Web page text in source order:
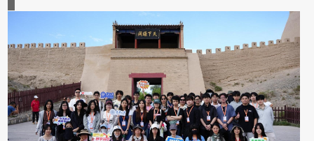
职能负责人、教师代表及来华留学生代表共同参与。